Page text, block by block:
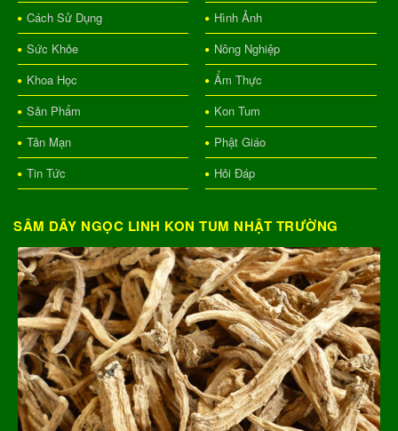
Cách Sử Dụng
Hình Ảnh
Sức Khỏe
Nông Nghiệp
Khoa Học
Ẩm Thực
Sản Phẩm
Kon Tum
Tản Mạn
Phật Giáo
Tin Tức
Hỏi Đáp
SÂM DÂY NGỌC LINH KON TUM NHẬT TRƯỜNG